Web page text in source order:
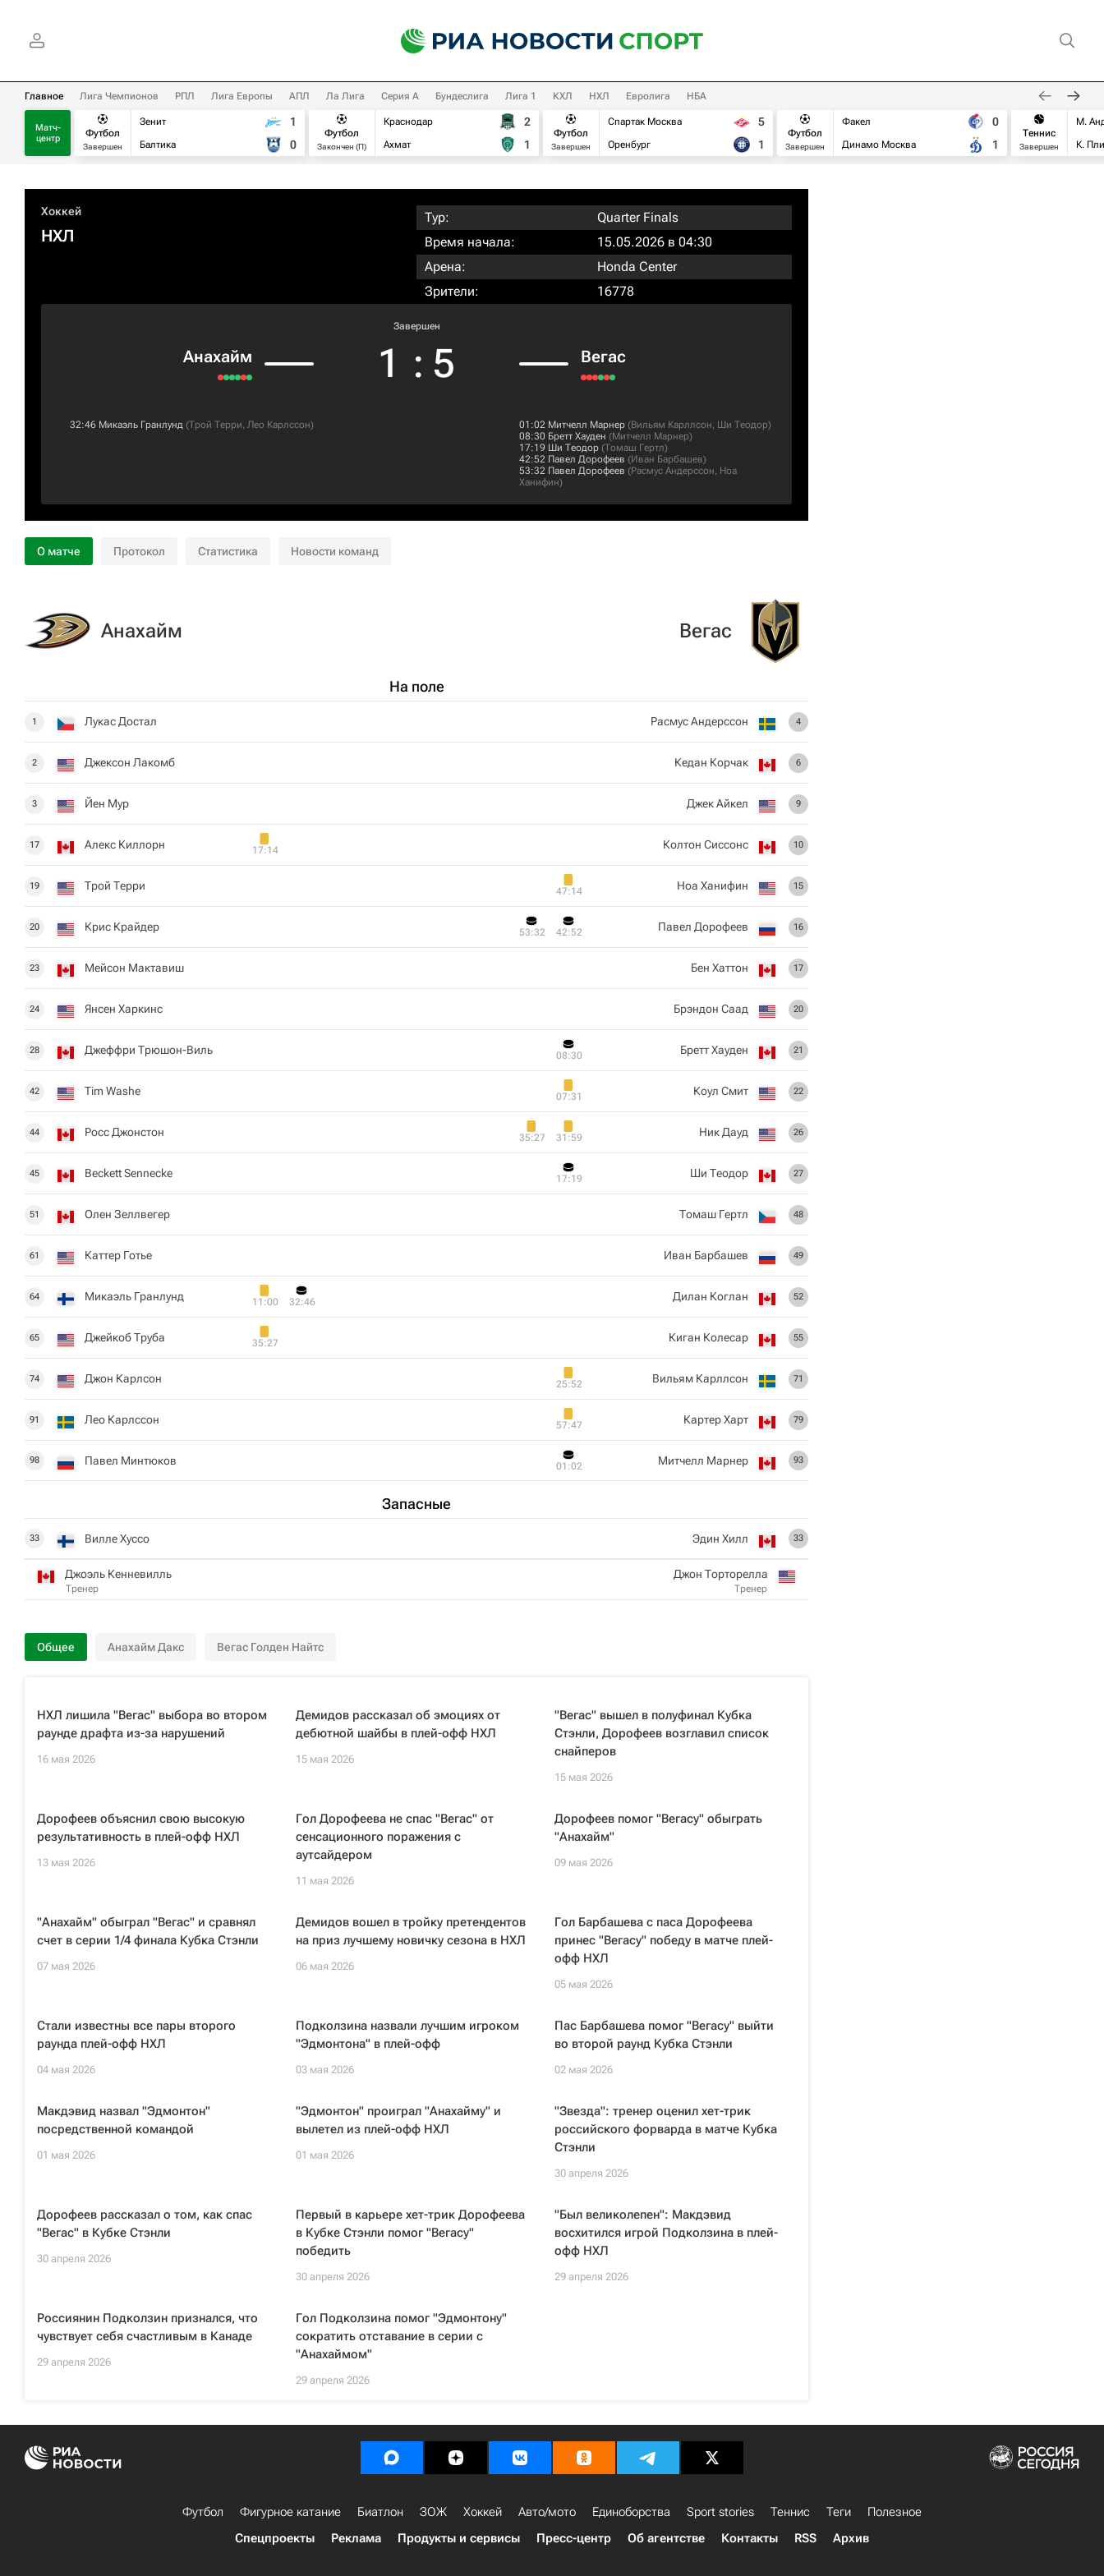
Главное Лига Чемпионов РПЛ Лига Европы АПЛ Ла Лига Серия А Бундеслига Лига 1 КХЛ НХЛ Евролига НБА
Матч-
центр
Футбол
Завершен
Зенит
Балтика
1
0
Футбол
Закончен (П)
Краснодар
Ахмат
2
1
Футбол
Завершен
Спартак Москва
Оренбург
5
1
Футбол
Завершен
Факел
Динамо Москва
0
1
Теннис
Завершен
М.
К.
Хоккей
НХЛ
Тур:
Quarter Finals
Время начала:
15.05.2026 в 04:30
Арена:
Honda Center
Зрители:
16778
Анахайм
Завершен
1 : 5 Вегас
32:46 Микаэль Гранлунд (Трой Терри, Лео Карлссон) 01:02 Митчелл Марнер (Вильям Карллсон, Ши Теодор)
08:30 Бретт Хауден (Митчелл Марнер)
17:19 Ши Теодор (Томаш Гертл)
42:52 Павел Дорофеев (Иван Барбашев)
53:32 Павел Дорофеев (Расмус Андерссон, Ноа
Ханифин)
О матче Протокол Статистика Новости команд
Анахайм
На поле
1 Лукас Достал
2 Джексон Лакомб
3 Йен Мур
17 Алекс Киллорн 17:14
19 Трой Терри
20 Крис Крайдер
23 Мейсон Мактавиш
24 Янсен Харкинс
28 Джеффри Трюшон-Виль
42 Tim Washe
44 Росс Джонстон
45 Beckett Sennecke
51 Олен Зеллвегер
61 Каттер Готье
64 Микаэль Гранлунд 11:00 32:46
65 Джейкоб Труба 35:27
74 Джон Карлсон
91 Лео Карлссон
98 Павел Минтюков
Запасные
33 Вилле Хуссо
Джоэль Кенневилль
Тренер
Вегас
4
Расмус Андерссон
6
Кедан Корчак
9
Джек Айкел
10
Колтон Сиссонс
15
Ноа Ханифин
47:14
16
Павел Дорофеев
42:52
53:32
17
Бен Хаттон
20
Брэндон Саад
21
Бретт Хауден
08:30
22
Коул Смит
07:31
26
Ник Дауд
31:59
35:27
27
Ши Теодор
17:19
48
Томаш Гертл
49
Иван Барбашев
52
Дилан Коглан
55
Киган Колесар
71
Вильям Карллсон
25:52
79
Картер Харт
57:47
93
Митчелл Марнер
01:02
33
Эдин Хилл
Джон Торторелла
Тренер
Общее Анахайм Дакс Вегас Голден Найтс
НХЛ лишила "Вегас" выбора во втором
раунде драфта из-за нарушений
16 мая 2026
Демидов рассказал об эмоциях от
дебютной шайбы в плей-офф НХЛ
15 мая 2026
"Вегас" вышел в полуфинал Кубка
Стэнли, Дорофеев возглавил список
снайперов
15 мая 2026
Дорофеев объяснил свою высокую
результативность в плей-офф НХЛ
13 мая 2026
Гол Дорофеева не спас "Вегас" от
сенсационного поражения с
аутсайдером
11 мая 2026
Дорофеев помог "Вегасу" обыграть
"Анахайм"
09 мая 2026
"Анахайм" обыграл "Вегас" и сравнял
счет в серии 1/4 финала Кубка Стэнли
07 мая 2026
Демидов вошел в тройку претендентов
на приз лучшему новичку сезона в НХЛ
06 мая 2026
Гол Барбашева с паса Дорофеева
принес "Вегасу" победу в матче плей-
офф НХЛ
05 мая 2026
Стали известны все пары второго
раунда плей-офф НХЛ
04 мая 2026
Подколзина назвали лучшим игроком
"Эдмонтона" в плей-офф
03 мая 2026
Пас Барбашева помог "Вегасу" выйти
во второй раунд Кубка Стэнли
02 мая 2026
Макдэвид назвал "Эдмонтон"
посредственной командой
01 мая 2026
"Эдмонтон" проиграл "Анахайму" и
вылетел из плей-офф НХЛ
01 мая 2026
"Звезда": тренер оценил хет-трик
российского форварда в матче Кубка
Стэнли
30 апреля 2026
Дорофеев рассказал о том, как спас
"Вегас" в Кубке Стэнли
30 апреля 2026
Первый в карьере хет-трик Дорофеева
в Кубке Стэнли помог "Вегасу"
победить
30 апреля 2026
"Был великолепен": Макдэвид
восхитился игрой Подколзина в плей-
офф НХЛ
29 апреля 2026
Россиянин Подколзин признался, что
чувствует себя счастливым в Канаде
29 апреля 2026
Гол Подколзина помог "Эдмонтону"
сократить отставание в серии с
"Анахаймом"
29 апреля 2026
Футбол Фигурное катание Биатлон ЗОЖ Хоккей Авто/мото Единоборства Sport stories Теннис Теги
Полезное
Спецпроекты
Реклама Продукты и сервисы Пресс-центр Об агентстве Контакты RSS Архив